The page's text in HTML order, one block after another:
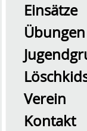
Einsätze
Übungen
Verein
Kontakt